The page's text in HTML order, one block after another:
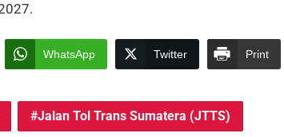
WhatsApp Twitter Print
Jalan Tol Trans Sumatera (JTTS)